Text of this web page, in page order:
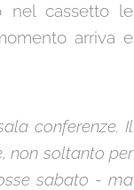
nel cassetto le
arriva e
conferenze. Il
non soltanto per
sabato - ma